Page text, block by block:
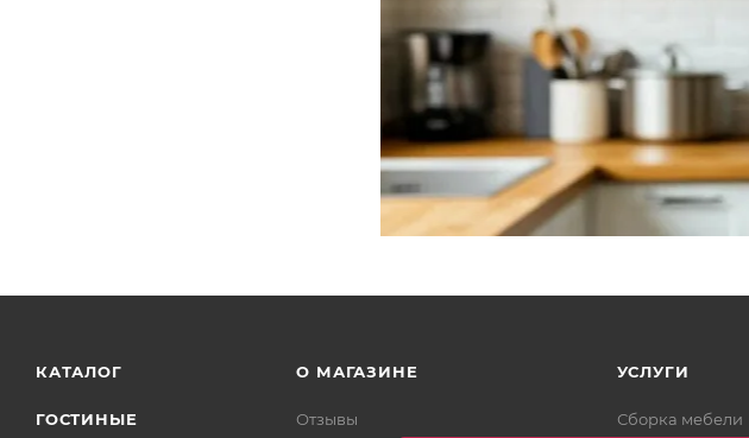
КАТАЛОГ
ГОСТИНЫЕ
О МАГАЗИНЕ
Отзывы
УСЛУГИ
Сборка мебели